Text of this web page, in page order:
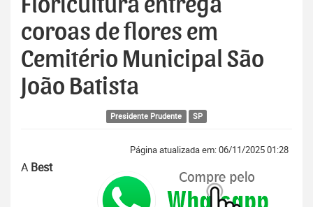
Floricultura entrega
coroas de flores em
Cemitério Municipal São
João Batista
Presidente Prudente SP
Página atualizada em: 06/11/2025 01:28
A Best